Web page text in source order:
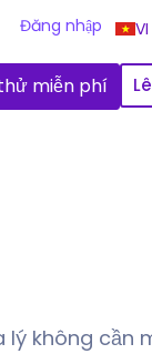
Đăng nhập VI
miễn phí
lý không cần